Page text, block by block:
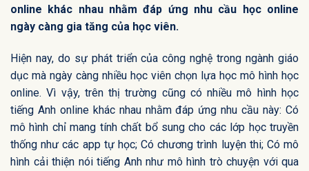
online khác nhau nhằm đáp ứng nhu cầu học online
ngày càng gia tăng của học viên.
Hiện nay, do sự phát triển của công nghệ trong ngành giáo
dục mà ngày càng nhiều học viên chọn lựa học mô hình học
online. Vì vậy, trên thị trường cũng có nhiều mô hình học
tiếng Anh online khác nhau nhằm đáp ứng nhu cầu này: Có
mô hình chỉ mang tính chất bổ sung cho các lớp học truyền
thống như các app tự học; Có chương trình luyện thi; Có mô
hình cải thiện nói tiếng Anh như mô hình trò chuyện với qua